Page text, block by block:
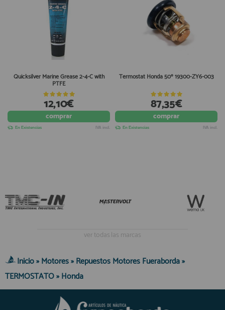
Quicksilver Marine Grease 2-4-C with
PTFE
12,10€
comprar
En Existencias IVA incl.
Termostat Honda 50º 19300-ZY6-003
87,35€
comprar
En Existencias IVA incl.
ver todas las marcas
Inicio»Motores»Repuestos Motores Fueraborda»
TERMOSTATO»Honda